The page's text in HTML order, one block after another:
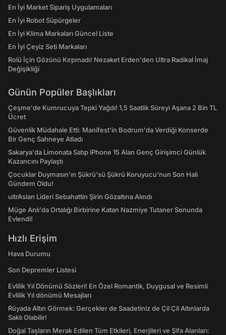
En İyi Market Sipariş Uygulamaları
En İyi Robot Süpürgeler
En İyi Klima Markaları Güncel Liste
En İyi Çeyiz Seti Markaları
Rolü İçin Gözünü Kırpmadı! Nezaket Erden'den Ultra Radikal İmaj
Değişikliği
Günün Popüler Başlıkları
Çeşme'de Kumrucuya Tepki Yağdı! 1,5 Saatlik Süreyi Aşana 2 Bin TL
Ücret
Güvenlik Müdahale Etti: Manifest'in Bodrum'da Verdiği Konserde
Bir Genç Sahneye Atladı
Sakarya'da Limonata Satıp iPhone 15 Alan Genç Girişimci Günlük
Kazancını Paylaştı
Çocuklar Duymasın'ın Şükrü'sü Şükrü Koruyucu'nun Son Hali
Gündem Oldu!
ultrAslan Lideri Sebahattin Şirin Gözaltına Alındı
Müge Anlı'da Ortalığı Birbirine Katan Nazmiye Tutaner Sonunda
Evlendi!
Hızlı Erişim
Hava Durumu
Son Depremler Listesi
Evlilik Yıl Dönümü Sözleri! En Özel Romantik, Duygusal ve Resimli
Evlilik Yıl dönümü Mesajları
Rüyada Altın Görmek: Gerçekler de Saadetiniz de Çil Çil Altınlarda
Saklı Olabilir!
Doğal Taşların Merak Edilen Tüm Etkileri, Enerjileri ve Şifa Alanları: